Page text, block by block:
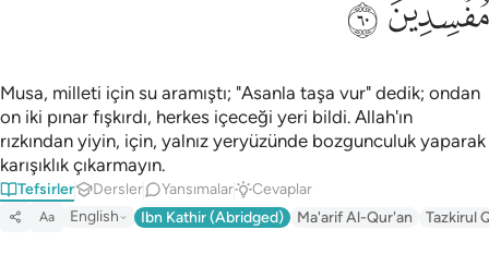
ﲉﲊ
Musa, milleti için su aramıştı; "Asanla taşa vur" dedik; ondan
on iki pınar fışkırdı, herkes içeceği yeri bildi. Allah'ın
rızkından yiyin, için, yalnız yeryüzünde bozgunculuk yaparak
karışıklık çıkarmayın.
Tefsirler Dersler Yansımalar Cevaplar
Aa English Ibn Kathir (Abridged) Ma'arif Al-Qur'an Tazkirul